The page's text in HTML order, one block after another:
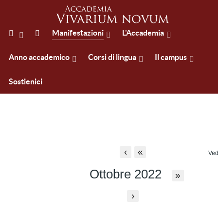
Manifestazioni L'Accademia
Anno accademico Corsi di lingua Il campus
Sostienici
‹ «
Ottobre 2022
»
›